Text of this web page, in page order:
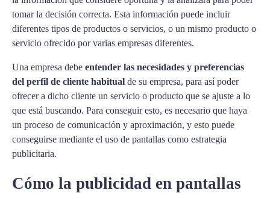
tomar la decisión correcta. Esta información puede incluir
diferentes tipos de productos o servicios, o un mismo producto o
servicio ofrecido por varias empresas diferentes.
Una empresa debe entender las necesidades y preferencias
del perfil de cliente habitual de su empresa, para así poder
ofrecer a dicho cliente un servicio o producto que se ajuste a lo
que está buscando. Para conseguir esto, es necesario que haya
un proceso de comunicación y aproximación, y esto puede
conseguirse mediante el uso de pantallas como estrategia
publicitaria.
Cómo la publicidad en pantallas